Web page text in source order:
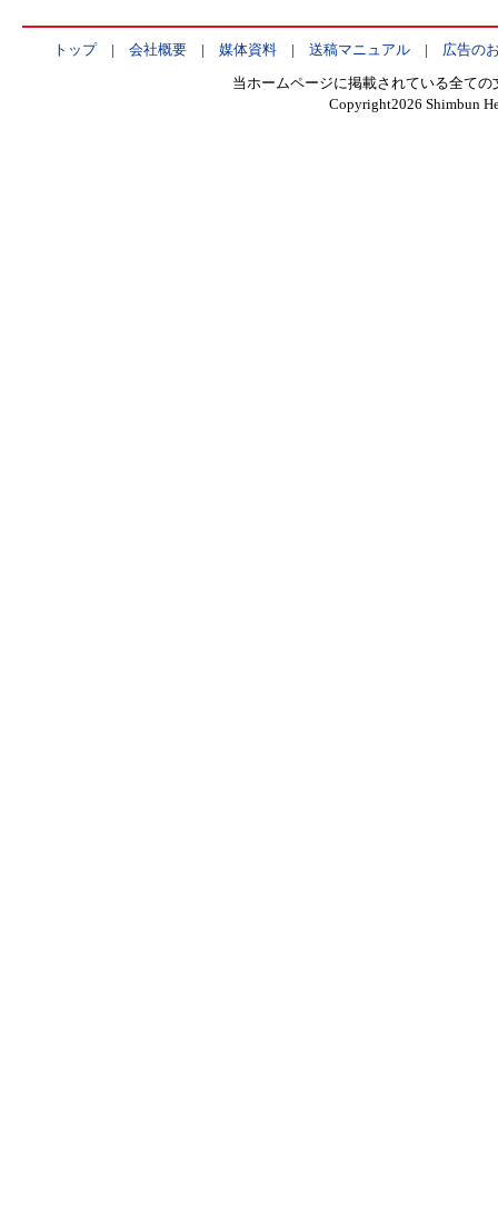
トップ| 会社概要| 媒体資料| 送稿マニュアル| 広告の
当ホームページに掲載されている全て
Copyright2026 Shimbun